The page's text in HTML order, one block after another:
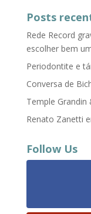
Posts
Rede Record
escolher bem
Periodontite e
Conversa de
Temple
Renato Zanetti
Follow Us